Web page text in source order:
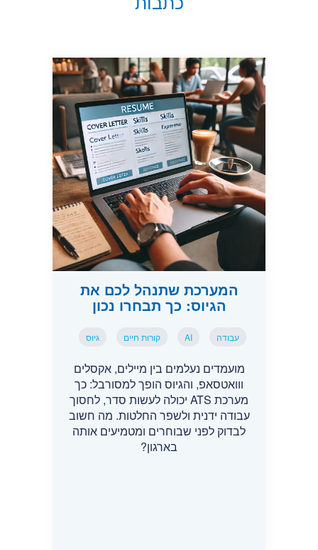
המערכת שתנהל לכם את
הגיוס: כך תבחרו נכון
עבודה AI קורות חיים גיוס
מועמדים נעלמים בין מיילים, אקסלים
ווואטסאפ, והגיוס הופך למסורבל: כך
מערכת ATS יכולה לעשות סדר, לחסוך
עבודה ידנית ולשפר החלטות. מה חשוב
לבדוק לפני שבוחרים ומטמיעים אותה
בארגון?